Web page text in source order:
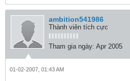
ambition541986
Thành viên tích cực
Tham gia ngày: Apr 2005
01-02-2007, 01:43 AM